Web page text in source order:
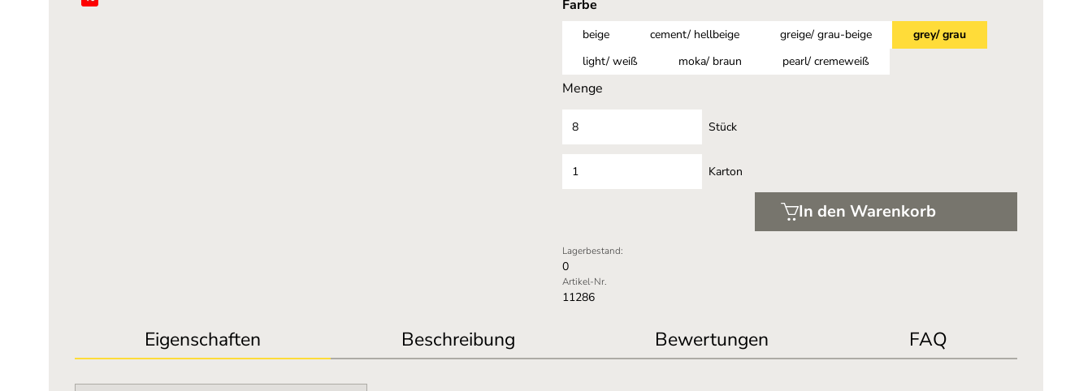
Farbe
beige cement/ hellbeige greige/ grau-beige
grey/ grau
light/ weiß
moka/ braun pearl/ cremeweiß
Menge
Stück
Karton
In den Warenkorb
Lagerbestand:
0
Artikel-Nr.
11286
Eigenschaften Beschreibung Bewertungen FAQ